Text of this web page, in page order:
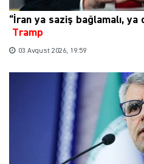
“İran ya saziş bağlamalı, ya
Tramp
03 Avqust 2026, 19:59